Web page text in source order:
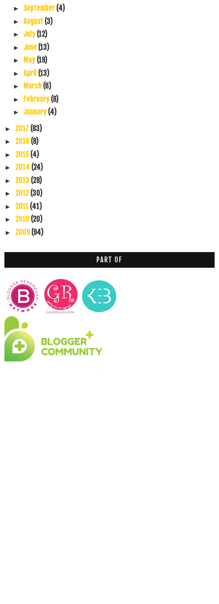
► September(4)
► August (3)
► July (12)
► June (13)
► May (19)
► April (13)
► March (6)
► February (8)
► January (4)
► 2017 (83)
► 2016 (8)
► 2015 (4)
► 2014 (24)
► 2013 (28)
► 2012(30)
► 2011 (41)
► 2010 (20)
► 2009(94)
PART OF